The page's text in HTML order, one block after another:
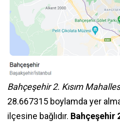
Bahçeşehir 2. Kısım
28.667315 boylamda yer
ilçesine bağlıdır. Bahçeşehir